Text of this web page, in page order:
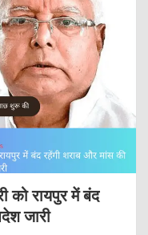
को रायपुर में बंद
जारी